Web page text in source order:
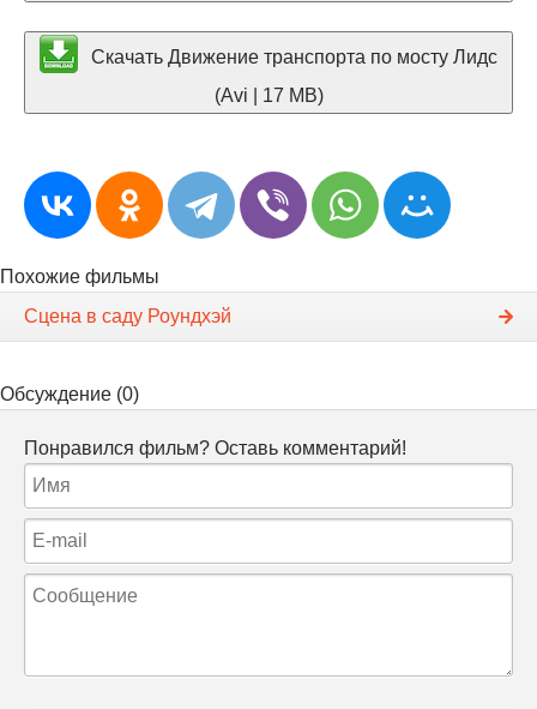
Скачать Движение транспорта по мосту Лидс
(Avi | 17 MB)
Похожие фильмы
Сцена в саду Роундхэй
Обсуждение (0)
Понравился фильм? Оставь комментарий!